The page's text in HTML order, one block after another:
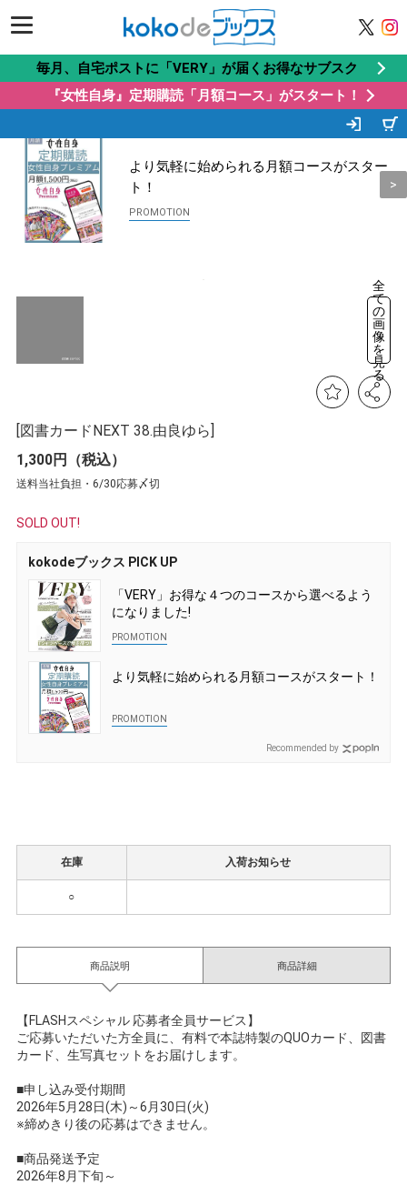
毎月、自宅ポストに「VERY」が届くお得なサブスク
『女性自身』定期購読「月額コース」がスタート！
この商品もオススメ
より気軽に始められる月額コースがスター
ト！
Recommended by
全
て
の
画
像
を
見
る
[図書カードNEXT 38.由良ゆら]
1,300円（税込）
送料当社負担・6/30応募〆切
SOLD OUT!
kokodeブックス PICK UP
「VERY」お得な４つのコースから選べるよう
になりました!
より気軽に始められる月額コースがスタート！
Recommended by
在庫 入荷お知らせ
○
商品説明
【FLASHスペシャル 応募者全員サービス】
ご応募いただいた方全員に、有料で本誌特製のQUOカード、図書
カード、生写真セットをお届けします。
■申し込み受付期間
2026年5月28日(木)～6月30日(火)
※締めきり後の応募はできません。
■商品発送予定
2026年8月下旬～
商品詳細